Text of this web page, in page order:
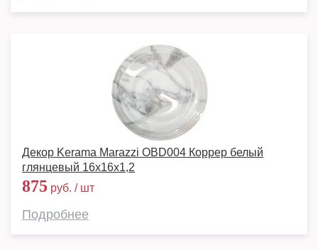
Декор Kerama Marazzi OBD004 Коррер белый
глянцевый 16x16x1,2
875 руб. / шт
Подробнее